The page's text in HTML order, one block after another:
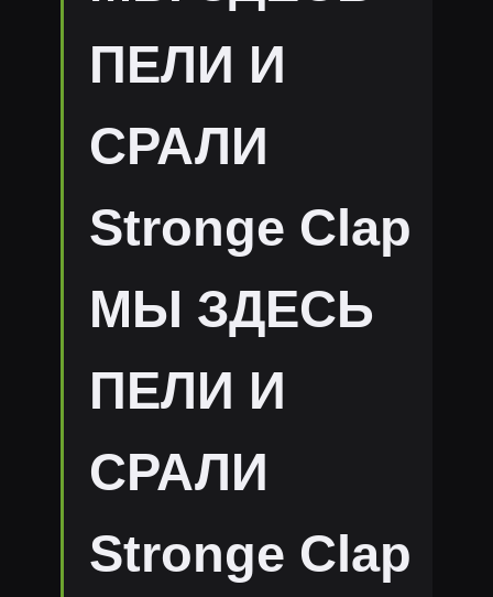
ПЕЛИ И
СРАЛИ
Stronge Clap
МЫ ЗДЕСЬ
ПЕЛИ И
СРАЛИ
Stronge Clap